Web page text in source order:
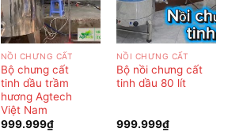
NỒI CHƯNG CẤT
Bộ chưng cất
tinh dầu trầm
hương Agtech
Việt Nam
999.999₫
NỒI CHƯNG CẤT
Bộ nồi chưng cất
tinh dầu 80 lít
999.999₫